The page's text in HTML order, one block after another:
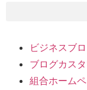
ビジネスブ
ブログカス
組合ホーム